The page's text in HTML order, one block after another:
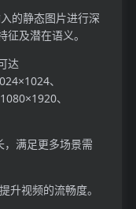
的静态图片进行深
及潜在语义。
达
、
、
满足更多场景需
升视频的流畅度。